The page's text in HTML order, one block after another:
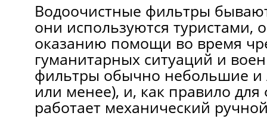
Водоочистные фильтры
они используются туристами,
оказанию помощи во время
гуманитарных ситуаций и
фильтры обычно небольшие и
или менее), и, как правило
работает механический